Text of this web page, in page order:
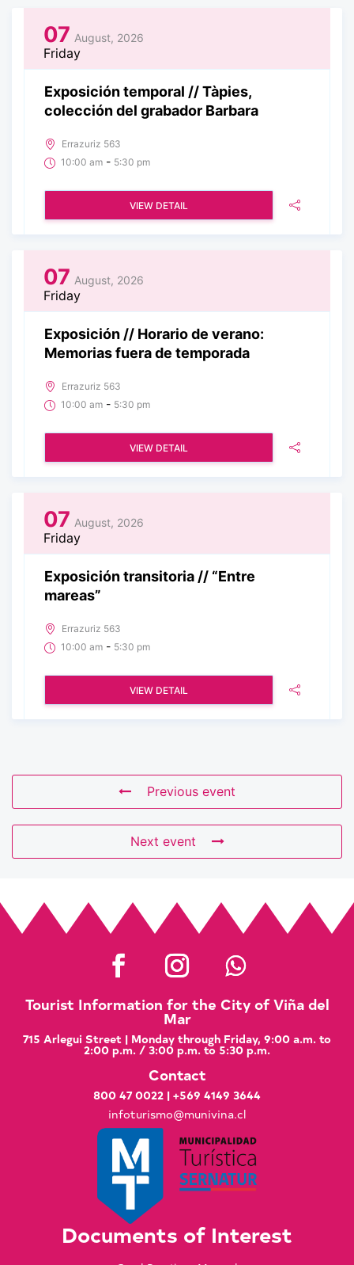
07 August, 2026
Friday
Exposición temporal // Tàpies,
colección del grabador Barbara
Errazuriz 563
10:00 am - 5:30 pm
VIEW DETAIL
07 August, 2026
Friday
Exposición // Horario de verano:
Memorias fuera de temporada
Errazuriz 563
10:00 am - 5:30 pm
VIEW DETAIL
07 August, 2026
Friday
Exposición transitoria // “Entre
mareas”
Errazuriz 563
10:00 am - 5:30 pm
VIEW DETAIL
Previous event
Next event
Tourist Information for the City of Viña del
Mar
715 Arlegui Street | Monday through Friday, 9:00 a.m. to
2:00 p.m. / 3:00 p.m. to 5:30 p.m.
Contact
800 47 0022 | +569 4149 3644
infoturismo@munivina.cl
Documents of Interest